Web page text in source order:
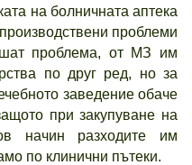
на болничната аптека
проблеми
проблема, от МЗ им
по друг ред, но за
заведение обаче
при закупуване на
начин разходите им
по клинични пътеки.